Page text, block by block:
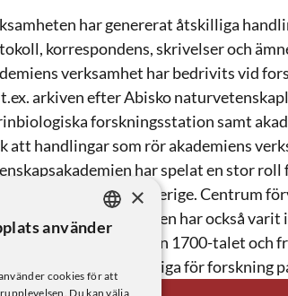
har genererat åtskilliga
korrespondens, skrivelser och
verksamhet har bedrivits vid
arkiven efter Abisko
forskningsstation samt
att handlingar som rör akademiens
har spelat en stor roll
i Sverige. Centrum
Akademien har också
från 1700-talet och
finns tillgängliga för forskning
SWEDISH
×
använder
cookies för att
Du kan välja